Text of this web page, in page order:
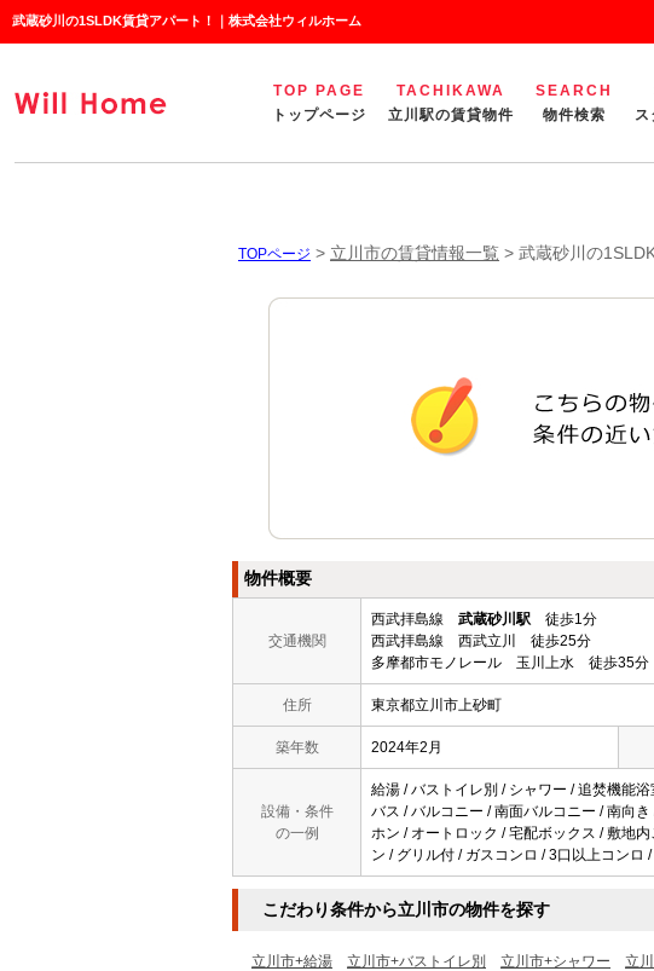
武蔵砂川の1SLDK賃貸アパート！｜株式会社ウィルホーム
TOP PAGE
トップページ
TACHIKAWA
立川駅の賃貸物件
SEARCH
物件検索
ス
TOPページ > 立川市の賃貸情報一覧 > 武蔵砂川の
物件概要
交通機関
西武拝島線 武蔵砂川駅 徒歩1分
西武拝島線 西武立川 徒歩25分
多摩都市モノレール 玉川上水 徒歩35分
住所 東京都立川市上砂町
築年数 2024年2月
設備・条件
の一例
給湯 / バストイレ別 / シャワー / 追焚機能
バス / バルコニー / 南面バルコニー / 南向
ホン / オートロック / 宅配ボックス / 敷地
ン / グリル付 / ガスコンロ / 3口以上コン
こだわり条件から立川市の物件を探す
立川市+給湯 立川市+バストイレ別 立川市+シャワー 立